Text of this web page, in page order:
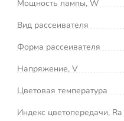
Мощность лампы, W
Вид рассеивателя
Форма рассеивателя
Напряжение, V
Цветовая температура
Индекс цветопередачи, Ra